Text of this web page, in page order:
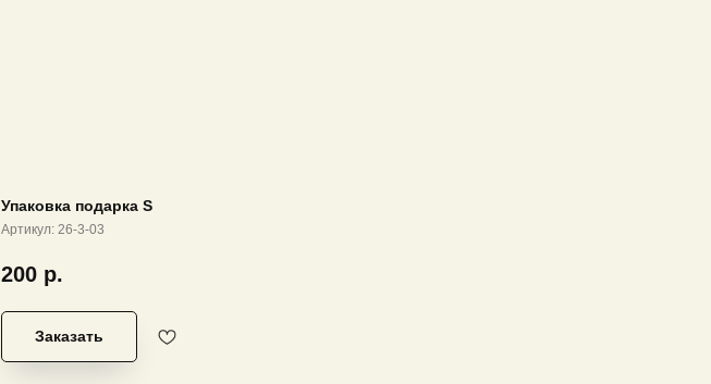
Упаковка подарка S
Артикул: 26-3-03
200 р.
Заказать